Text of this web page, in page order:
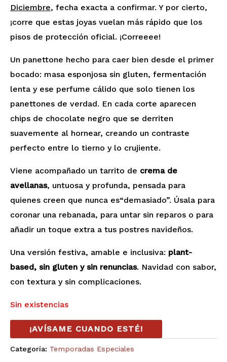
Diciembre, fecha exacta a confirmar. Y por cierto,
¡corre que estas joyas vuelan más rápido que los
pisos de protección oficial. ¡Correeee!
Un panettone hecho para caer bien desde el primer
bocado: masa esponjosa sin gluten, fermentación
lenta y ese perfume cálido que solo tienen los
panettones de verdad. En cada corte aparecen
chips de chocolate negro que se derriten
suavemente al hornear, creando un contraste
perfecto entre lo tierno y lo crujiente.
Viene acompañado un tarrito de crema de
avellanas, untuosa y profunda, pensada para
quienes creen que nunca es“demasiado”. Úsala para
coronar una rebanada, para untar sin reparos o para
añadir un toque extra a tus postres navideños.
Una versión festiva, amable e inclusiva: plant-
based, sin gluten y sin renuncias. Navidad con sabor,
con textura y sin complicaciones.
Sin existencias
¡AVÍSAME CUANDO ESTÉ!
Categoría: Temporadas Especiales